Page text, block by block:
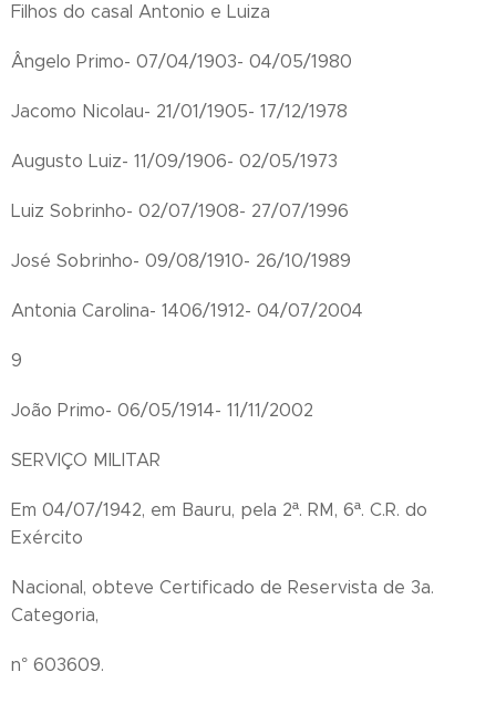
Filhos do casal Antonio e Luiza
Ângelo Primo- 07/04/1903- 04/05/1980
Jacomo Nicolau- 21/01/1905- 17/12/1978
Augusto Luiz- 11/09/1906- 02/05/1973
Luiz Sobrinho- 02/07/1908- 27/07/1996
José Sobrinho- 09/08/1910- 26/10/1989
Antonia Carolina- 1406/1912- 04/07/2004
9
João Primo- 06/05/1914- 11/11/2002
SERVIÇO MILITAR
Em 04/07/1942, em Bauru, pela 2ª. RM, 6ª. C.R. do
Exército
Nacional, obteve Certificado de Reservista de 3a.
Categoria,
n° 603609.